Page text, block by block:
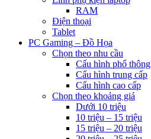
RAM
Điện thoại
Tablet
PC Gaming – Đồ Họa
Chọn theo nhu cầu
Cấu hình phổ thông
Cấu hình trung cấp
Cấu hình cao cấp
Chọn theo khoảng giá
Dưới 10 triệu
10 triệu – 15 triệu
15 triệu – 20 triệu